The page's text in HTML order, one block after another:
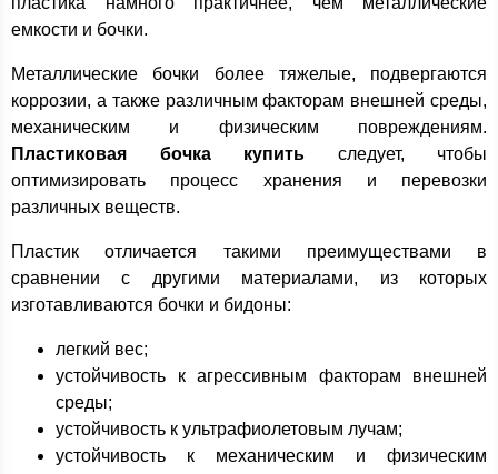
емкости и бочки.
Металлические бочки более тяжелые, подвергаются
коррозии, а также различным факторам внешней среды,
механическим и физическим повреждениям.
Пластиковая бочка купить следует, чтобы
оптимизировать процесс хранения и перевозки
различных веществ.
Пластик отличается такими преимуществами в
сравнении с другими материалами, из которых
изготавливаются бочки и бидоны:
легкий вес;
устойчивость к агрессивным факторам внешней
среды;
устойчивость к ультрафиолетовым лучам;
устойчивость к механическим и физическим